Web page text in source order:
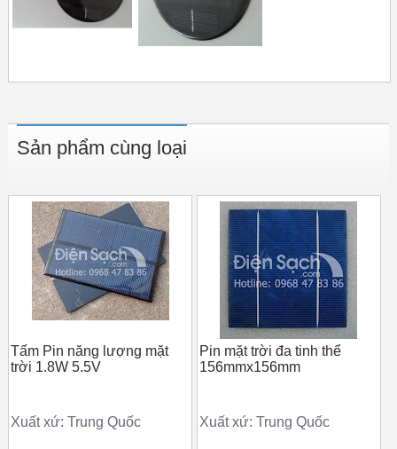
Sản phẩm cùng loại
Tấm Pin năng lượng mặt
trời 1.8W 5.5V
Xuất xứ: Trung Quốc
Pin mặt trời đa tinh thể
156mmx156mm
Xuất xứ: Trung Quốc